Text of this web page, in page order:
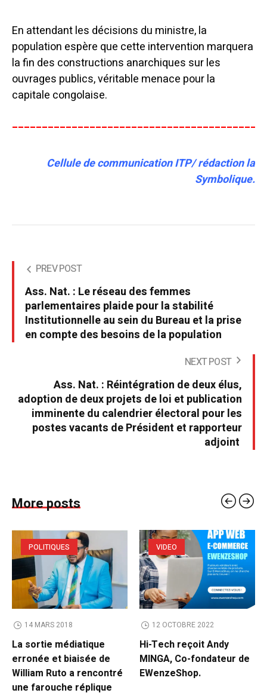
En attendant les décisions du ministre, la
population espère que cette intervention marquera
la fin des constructions anarchiques sur les
ouvrages publics, véritable menace pour la
capitale congolaise.
Cellule de communication ITP/ rédaction la
Symbolique.
PREV POST
Ass. Nat. : Le réseau des femmes
parlementaires plaide pour la stabilité
Institutionnelle au sein du Bureau et la prise
en compte des besoins de la population
NEXT POST
Ass. Nat. : Réintégration de deux élus,
adoption de deux projets de loi et publication
imminente du calendrier électoral pour les
postes vacants de Président et rapporteur
adjoint
More posts
POLITIQUES
14 MARS 2018
La sortie médiatique
erronée et biaisée de
William Ruto a rencontré
une farouche réplique
VIDEO
12 OCTOBRE 2022
Hi-Tech reçoit Andy
MINGA, Co-fondateur de
EWenzeShop.